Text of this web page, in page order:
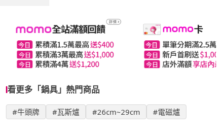
看更多「鍋具」熱門商品
#牛頭牌 #瓦斯爐 #26cm~29cm #電磁爐